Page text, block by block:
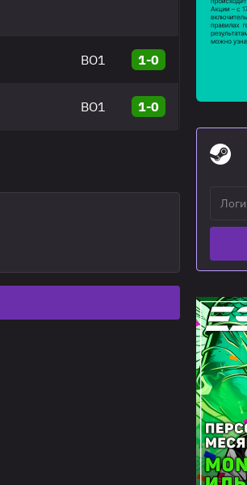
BO1 1-0
BO1 1-0